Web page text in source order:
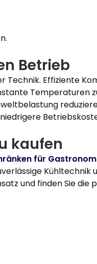
Betrieb
Effiziente
Temperaturen
kaufen
für
Kühltechnik
und finden Sie die